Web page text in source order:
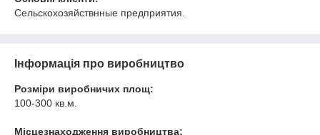
Сельскохозяйствнные предприятия.
Інформація про виробництво
Розміри виробничих площ:
100-300 кв.м.
Місцезнаходження виробництва: